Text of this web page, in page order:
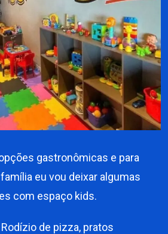
gastronômicas e para
eu vou deixar algumas
com espaço kids.
de pizza, pratos